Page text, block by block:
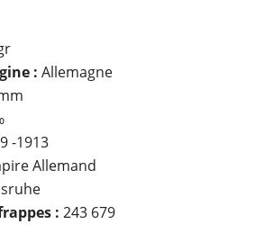
: Allemagne
-1913
Allemand
: 243 679